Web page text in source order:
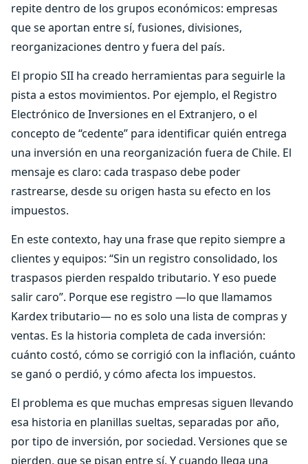
repite dentro de los grupos económicos: empresas
que se aportan entre sí, fusiones, divisiones,
reorganizaciones dentro y fuera del país.
El propio SII ha creado herramientas para seguirle la
pista a estos movimientos. Por ejemplo, el Registro
Electrónico de Inversiones en el Extranjero, o el
concepto de “cedente” para identificar quién entrega
una inversión en una reorganización fuera de Chile. El
mensaje es claro: cada traspaso debe poder
rastrearse, desde su origen hasta su efecto en los
impuestos.
En este contexto, hay una frase que repito siempre a
clientes y equipos: “Sin un registro consolidado, los
traspasos pierden respaldo tributario. Y eso puede
salir caro”. Porque ese registro —lo que llamamos
Kardex tributario— no es solo una lista de compras y
ventas. Es la historia completa de cada inversión:
cuánto costó, cómo se corrigió con la inflación, cuánto
se ganó o perdió, y cómo afecta los impuestos.
El problema es que muchas empresas siguen llevando
esa historia en planillas sueltas, separadas por año,
por tipo de inversión, por sociedad. Versiones que se
pierden, que se pisan entre sí. Y cuando llega una